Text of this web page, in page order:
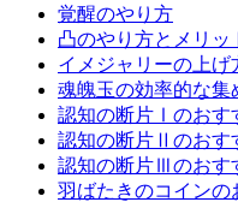
覚醒のやり方
凸のやり方とメリッ
イメジャリーの上げ
魂魄玉の効率的な集
認知の断片Ⅰのおす
認知の断片Ⅱのおす
認知の断片Ⅲのおす
羽ばたきのコインの